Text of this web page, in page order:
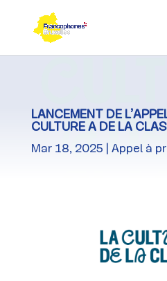
content
LANCEMENT DE
CULTURE A DE LA
Mar 18, 2025 Appel à